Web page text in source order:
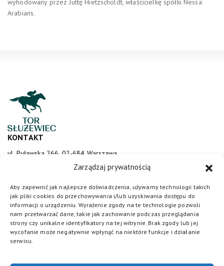
Zarządzaj prywatnością
Aby zapewnić jak najlepsze doświadczenia, używamy technologii takich
jak pliki cookies do przechowywania i/lub uzyskiwania dostępu do
informacji o urządzeniu. Wyrażenie zgody na te technologie pozwoli
nam przetwarzać dane, takie jak zachowanie podczas przeglądania
strony czy unikalne identyfikatory na tej witrynie. Brak zgody lub jej
wycofanie może negatywnie wpłynąć na niektóre funkcje i działanie
serwisu.
Arabians.
KONTAKT
ul. Puławska 266, 02-684 Warszawa
sluzewiec@totalizator.pl
KONTAKT DLA MEDIÓW
media@torsluzewiec.pl
DOŁĄCZ DO NAS